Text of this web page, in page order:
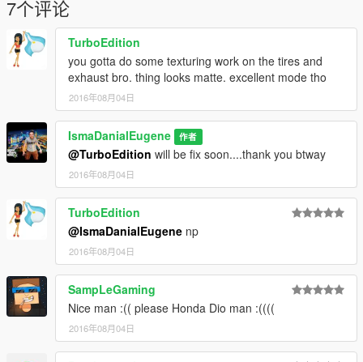
7个评论
TurboEdition
you gotta do some texturing work on the tires and
exhaust bro. thing looks matte. excellent mode tho
2016年08月04日
IsmaDanialEugene 作者
@TurboEdition will be fix soon....thank you btway
2016年08月04日
TurboEdition
@IsmaDanialEugene np
2016年08月04日
SampLeGaming
Nice man :(( please Honda Dio man :((((
2016年08月04日